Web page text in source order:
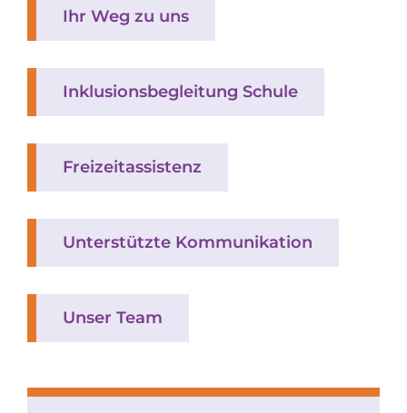
Ihr Weg zu uns
Inklusionsbegleitung Schule
Freizeitassistenz
Unterstützte Kommunikation
Unser Team